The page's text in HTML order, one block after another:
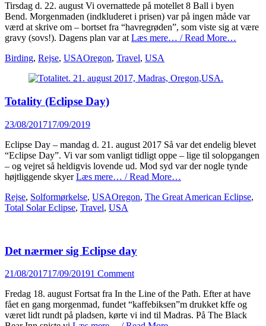
Tirsdag d. 22. august Vi overnattede på motellet 8 Ball i byen
Bend. Morgenmaden (indkluderet i prisen) var på ingen måde var
værd at skrive om – bortset fra “havregrøden”, som viste sig at være
gravy (sovs!). Dagens plan var atLæs mere… / Read More…
Categories
Birding, Rejse, USATags
Oregon, Travel, USA
Totality (Eclipse Day)
Posted
23/08/201717/09/2019
Eclipse Day – mandag d. 21. august 2017 Så var det endelig blevet
“Eclipse Day”. Vi var som vanligt tidligt oppe – lige til solopgangen
– og vejret så heldigvis lovende ud. Mod syd var der nogle tynde
højtliggende skyerLæs mere… / Read More…
Categories
Rejse, Solformørkelse, USATags
Oregon, The Great American Eclipse,
Total Solar Eclipse, Travel, USA
Det nærmer sig Eclipse day
Posted
21/08/201717/09/20191 Comment
Fredag 18. august Fortsat fra In the Line of the Path. Efter at have
fået en gang morgenmad, fundet “kaffebiksen”m drukket kffe og
været lidt rundt på pladsen, kørte vi ind til Madras. På The Black